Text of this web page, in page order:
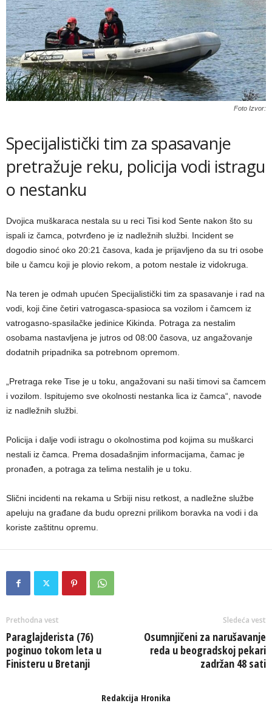
Foto Izvor:
Specijalistički tim za spasavanje
pretražuje reku, policija vodi istragu
o nestanku
Dvojica muškaraca nestala su u reci Tisi kod Sente nakon što su
ispali iz čamca, potvrđeno je iz nadležnih službi. Incident se
dogodio sinoć oko 20:21 časova, kada je prijavljeno da su tri osobe
bile u čamcu koji je plovio rekom, a potom nestale iz vidokruga.
Na teren je odmah upućen Specijalistički tim za spasavanje i rad na
vodi, koji čine četiri vatrogasca-spasioca sa vozilom i čamcem iz
vatrogasno-spasilačke jedinice Kikinda. Potraga za nestalim
osobama nastavljena je jutros od 08:00 časova, uz angažovanje
dodatnih pripadnika sa potrebnom opremom.
„Pretraga reke Tise je u toku, angažovani su naši timovi sa čamcem
i vozilom. Ispitujemo sve okolnosti nestanka lica iz čamca“, navode
iz nadležnih službi.
Policija i dalje vodi istragu o okolnostima pod kojima su muškarci
nestali iz čamca. Prema dosadašnjim informacijama, čamac je
pronađen, a potraga za telima nestalih je u toku.
Slični incidenti na rekama u Srbiji nisu retkost, a nadležne službe
apeluju na građane da budu oprezni prilikom boravka na vodi i da
koriste zaštitnu opremu.
Prethodna vest
Paraglajderista (76)
poginuo tokom leta u
Finisteru u Bretanji
Sledeća vest
Osumnjičeni za narušavanje
reda u beogradskoj pekari
zadržan 48 sati
Redakcija Hronika